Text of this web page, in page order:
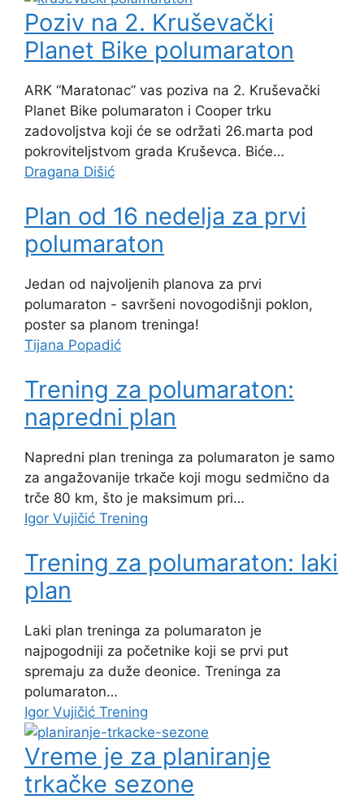
Poziv na 2. Kruševački
Planet Bike polumaraton
ARK “Maratonac” vas poziva na 2. Kruševački
Planet Bike polumaraton i Cooper trku
zadovoljstva koji će se održati 26.marta pod
pokroviteljstvom grada Kruševca. Biće…
Dragana Dišić
Plan od 16 nedelja za prvi
polumaraton
Jedan od najvoljenih planova za prvi
polumaraton - savršeni novogodišnji poklon,
poster sa planom treninga!
Tijana Popadić
Trening za polumaraton:
napredni plan
Napredni plan treninga za polumaraton je samo
za angažovanije trkače koji mogu sedmično da
trče 80 km, što je maksimum pri…
Igor Vujičić Trening
Trening za polumaraton: laki
plan
Laki plan treninga za polumaraton je
najpogodniji za početnike koji se prvi put
spremaju za duže deonice. Treninga za
polumaraton…
Igor Vujičić Trening
Vreme je za planiranje
trkačke sezone